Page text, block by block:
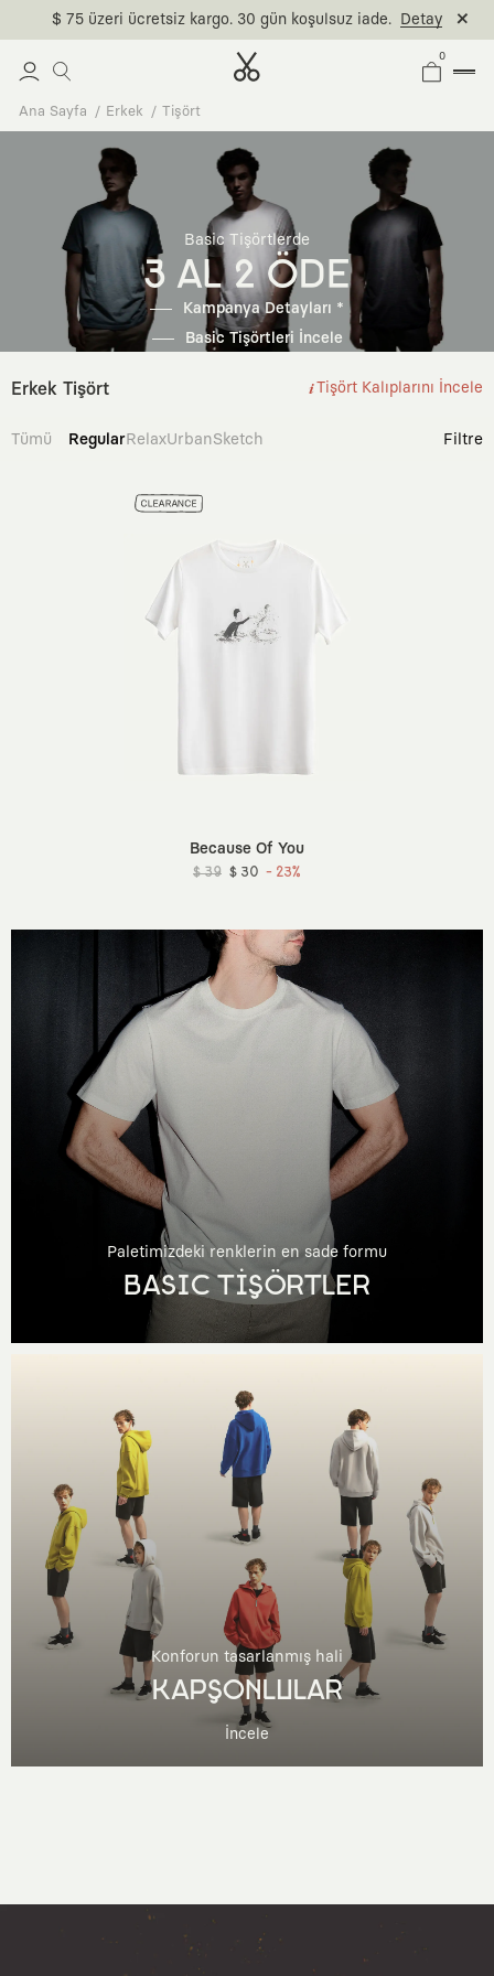
$ 75 üzeri ücretsiz kargo. 30 gün koşulsuz iade. Detay
0
Ana Sayfa Erkek Tişört
Basic Tişörtlerde
3 AL 2 ÖDE
Kampanya Detayları *
Basic Tişörtleri İncele
Erkek Tişört Tişört Kalıplarını İncele
Tümü RegularRelaxUrbanSketch Filtre
Because Of You
$ 39 $ 30 - 23%
Paletimizdeki renklerin en sade formu
BASIC TİŞÖRTLER
Konforun tasarlanmış hali
KAPŞONLULAR
İncele